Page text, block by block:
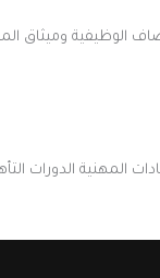
الوظيفية وميثاق
المهنية الدورات